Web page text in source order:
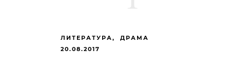
ЛИТЕРАТУРА
ДРАМА
20.08.2017